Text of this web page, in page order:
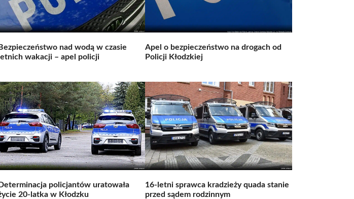
Bezpieczeństwo nad wodą w czasie
letnich wakacji – apel policji
Apel o bezpieczeństwo na drogach od
Policji Kłodzkiej
Determinacja policjantów uratowała
20-latka w Kłodzku
16-letni sprawca kradzieży quada stanie
przed sądem rodzinnym